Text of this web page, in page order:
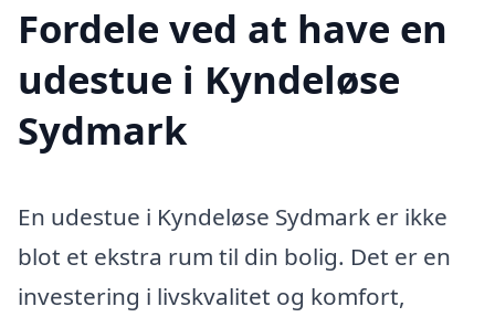
Fordele ved at have en
udestue i Kyndeløse
Sydmark
En udestue i Kyndeløse Sydmark er ikke
blot et ekstra rum til din bolig. Det er en
investering i livskvalitet og komfort,